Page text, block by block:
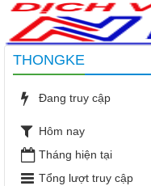
THONGKE
Đang truy cập
Hôm nay
Tháng hiện tại
Tổng lượt truy cập